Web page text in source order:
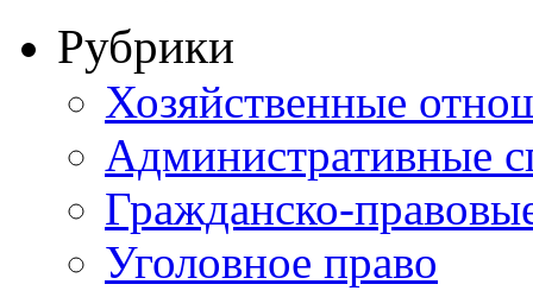
Рубрики
Хозяйственные
Административные
Гражданско-
Уголовное право